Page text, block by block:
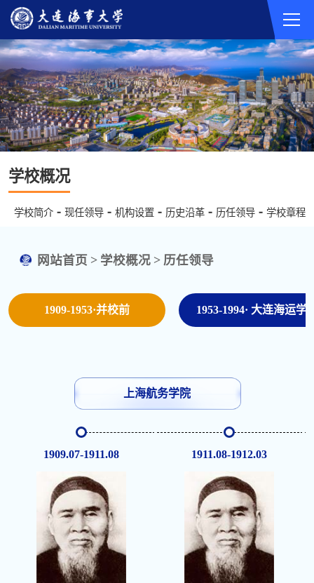
学校概况
学校简介 现任领导 机构设置 历史沿革 历任领导 学校章程
网站首页 > 学校概况 > 历任领导
1909-1953·并校前 1953-1994· 大连海运学
上海航务学院
1909.07-1911.08 1911.08-1912.03